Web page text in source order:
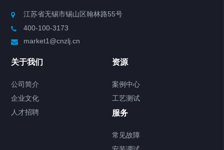
制冷加热动态控温系统
Chiller气体控温系统
江苏省无锡市锡山区翰林路55号
400-100-3173
market1@cnzlj.cn
关于我们
公司简介
企业文化
人才招聘
资源
案例中心
工艺测试
服务
常见故障